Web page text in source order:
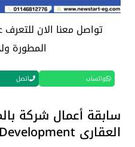
تواصل معنا الان
المطورة
واتساب اتصل
سابقة أعمال شركة
العقاري Palm Hills Development